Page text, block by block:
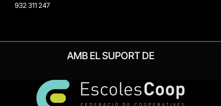
932 311 247
AMB EL SUPORT DE